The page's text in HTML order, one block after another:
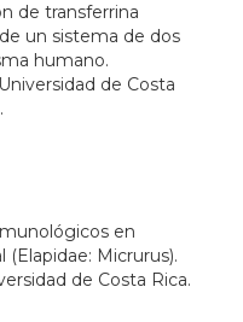
de transferrina
un sistema de dos
humano.
de Costa
en
Micrurus).
de Costa Rica.